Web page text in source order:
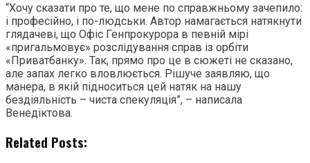
“Хочу сказати про те, що мене по справжньому зачепило:
і професійно, і по-людськи. Автор намагається натякнути
глядачеві, що Офіс Генпрокурора в певній мірі
«пригальмовує» розслідування справ із орбіти
«Приватбанку». Так, прямо про це в сюжеті не сказано,
але запах легко вловлюється. Рішуче заявляю, що
манера, в якій підноситься цей натяк на нашу
бездіяльність – чиста спекуляція”, – написала
Венедіктова.
Related Posts: